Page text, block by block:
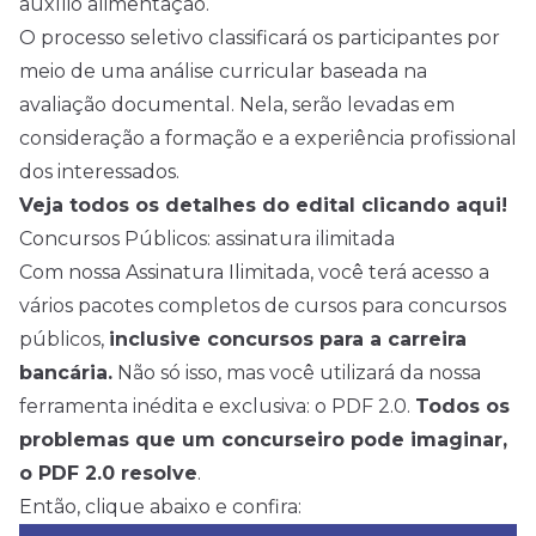
O processo seletivo classificará os participantes por
meio de uma análise curricular baseada na
avaliação documental. Nela, serão levadas em
consideração a formação e a experiência profissional
dos interessados.
Veja todos os detalhes do edital clicando aqui!
Concursos Públicos: assinatura ilimitada
Com nossa Assinatura Ilimitada, você terá acesso a
vários pacotes completos de cursos para concursos
públicos, inclusive concursos para a carreira
bancária. Não só isso, mas você utilizará da nossa
ferramenta inédita e exclusiva: o PDF 2.0. Todos os
problemas que um concurseiro pode imaginar,
o PDF 2.0 resolve.
Então, clique abaixo e confira: